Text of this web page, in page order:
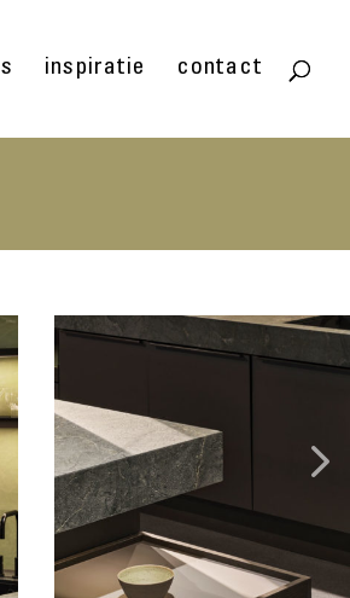
inspiratie contact